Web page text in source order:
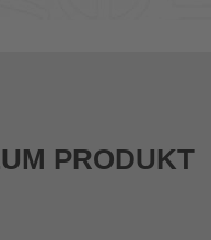
PRODUKT